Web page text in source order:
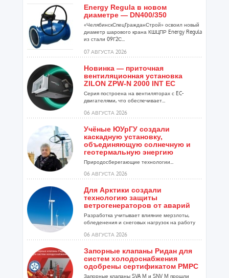
Energy Regula в новом
диаметре — DN400/350
«ЧелябинскСпецГражданСтрой» освоил новый
диаметр шарового крана КШЦПР Energy Regula
из стали 09Г2С...
07 АВГУСТА 2026
Новинка — приточная
вентиляционная установка
ZILON ZPW-N 2000 INT EC
Серия построена на вентиляторах с EC-
двигателями, что обеспечивает...
06 АВГУСТА 2026
Учёные ЮУрГУ создали
каскадную установку,
объединяющую солнечную и
геотермальную энергию
Природосберегающие технологии...
06 АВГУСТА 2026
Для Арктики создали
технологию защиты
ветрогенераторов от аварий
Разработка учитывает влияние мерзлоты,
обледенения и снеговых нагрузок на работу
06 АВГУСТА 2026
Запорные клапаны Ридан для
систем холодоснабжения
одобрены сертификатом РМРС
Запорные клапаны SVA M и SNV M прошли